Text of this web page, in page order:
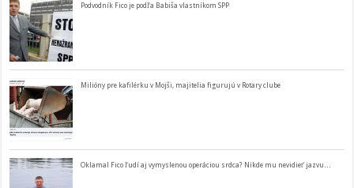
Podvodník Fico je podľa Babiša vlastníkom SPP
Milióny pre kafilérku v Mojši, majitelia figurujú v Rotary clube
Oklamal Fico ľudí aj vymyslenou operáciou srdca? Nikde mu nevidieť jazvu…